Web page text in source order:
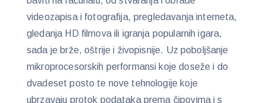
videozapisa i fotografija, pregledavanja interneta,
gledanja HD filmova ili igranja popularnih igara,
sada je brže, oštrije i živopisnije. Uz poboljšanje
mikroprocesorskih performansi koje doseže i do
dvadeset posto te nove tehnologije koje
ubrzavaju protok podataka prema čipovima i s